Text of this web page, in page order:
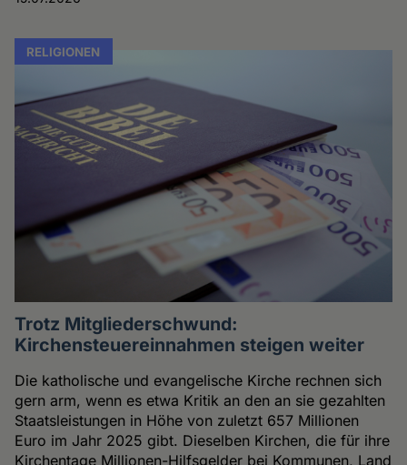
RELIGIONEN
Trotz Mitgliederschwund:
Kirchensteuereinnahmen steigen weiter
Die katholische und evangelische Kirche rechnen sich
gern arm, wenn es etwa Kritik an den an sie gezahlten
Staatsleistungen in Höhe von zuletzt 657 Millionen
Euro im Jahr 2025 gibt. Dieselben Kirchen, die für ihre
Kirchentage Millionen-Hilfsgelder bei Kommunen, Land